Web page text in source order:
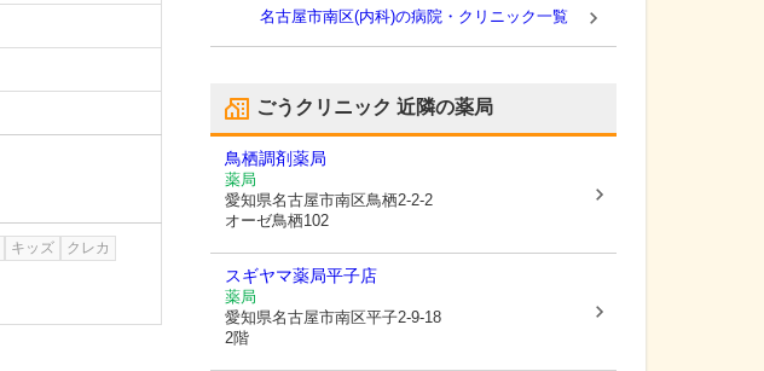
キッズ
クレカ
名古屋市南区(内科)の病院・クリニック一覧
ごうクリニック 近隣の薬局
鳥栖調剤薬局
薬局
愛知県名古屋市南区鳥栖2-2-2
オーゼ鳥栖102
スギヤマ薬局平子店
薬局
愛知県名古屋市南区平子2-9-18
2階